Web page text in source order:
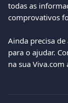
todas as
comprovativos
Ainda precisa
para o ajudar.
na sua Viva.com